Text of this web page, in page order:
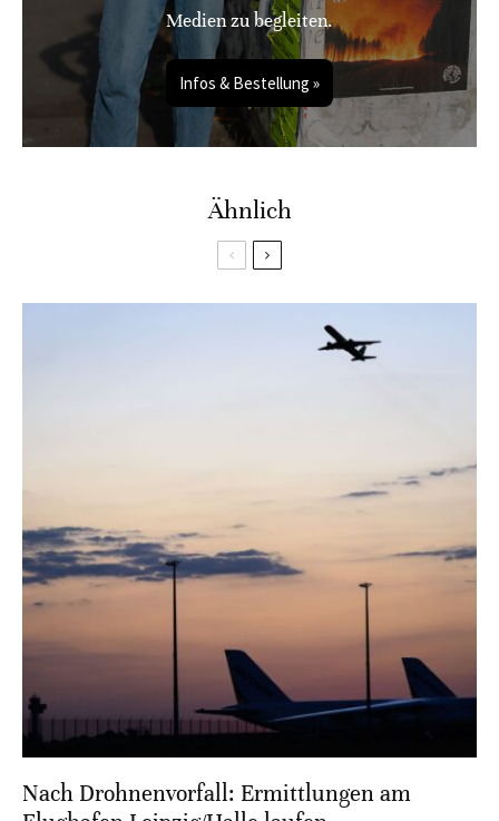
Medien zu begleiten.
Infos & Bestellung »
Ähnlich
Nach Drohnenvorfall: Ermittlungen am